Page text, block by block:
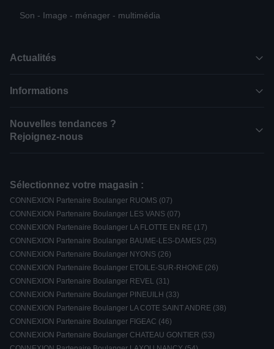
Son - Image - ménager - multimédia
Actualités
Informations
Nouvelles tendances ?
Rejoignez-nous
Sélectionnez votre magasin :
CONNEXION Partenaire Boulanger RUOMS (07)
CONNEXION Partenaire Boulanger LES VANS (07)
CONNEXION Partenaire Boulanger LA FLOTTE EN RE (17)
CONNEXION Partenaire Boulanger BAUME-LES-DAMES (25)
CONNEXION Partenaire Boulanger NYONS (26)
CONNEXION Partenaire Boulanger ETOILE-SUR-RHONE (26)
CONNEXION Partenaire Boulanger REVEL (31)
CONNEXION Partenaire Boulanger PINEUILH (33)
CONNEXION Partenaire Boulanger LA COTE SAINT ANDRE (38)
CONNEXION Partenaire Boulanger FIGEAC (46)
CONNEXION Partenaire Boulanger CHATEAU GONTIER (53)